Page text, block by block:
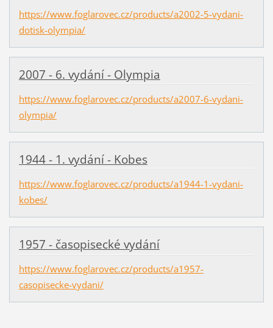
https://www.foglarovec.cz/products/a2002-5-vydani-
dotisk-olympia/
2007 - 6. vydání - Olympia
https://www.foglarovec.cz/products/a2007-6-vydani-
olympia/
1944 - 1. vydání - Kobes
https://www.foglarovec.cz/products/a1944-1-vydani-
kobes/
1957 - časopisecké vydání
https://www.foglarovec.cz/products/a1957-
casopisecke-vydani/